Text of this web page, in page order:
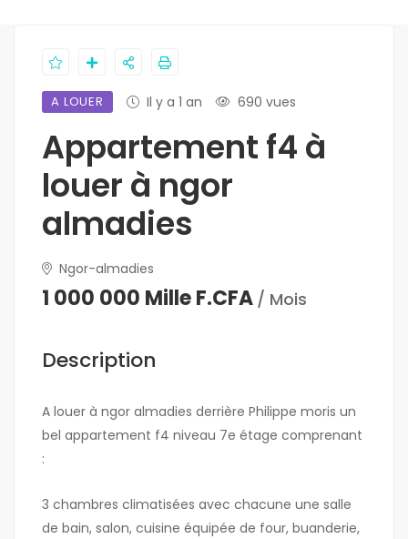
A LOUER Il y a 1 an 690 vues
Appartement f4 à
louer à ngor
almadies
Ngor-almadies
1 000 000 Mille F.CFA / Mois
Description
A louer à ngor almadies derrière Philippe moris un
bel appartement f4 niveau 7e étage comprenant
:
3 chambres climatisées avec chacune une salle
de bain, salon, cuisine équipée de four, buanderie,